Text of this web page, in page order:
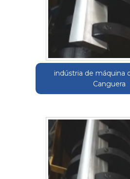
indústria de máquina
Canguera